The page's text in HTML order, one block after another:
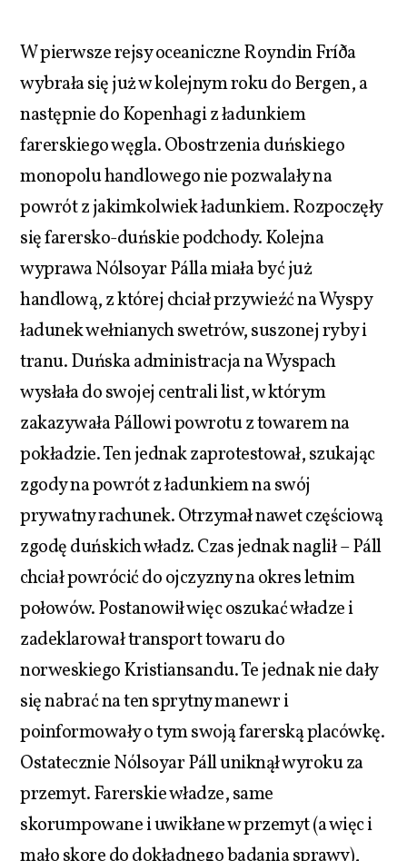
W pierwsze rejsy oceaniczne Royndin Fríða
wybrała się już w kolejnym roku do Bergen, a
następnie do Kopenhagi z ładunkiem
farerskiego węgla. Obostrzenia duńskiego
monopolu handlowego nie pozwalały na
powrót z jakimkolwiek ładunkiem. Rozpoczęły
się farersko-duńskie podchody. Kolejna
wyprawa Nólsoyar Pálla miała być już
handlową, z której chciał przywieźć na Wyspy
ładunek wełnianych swetrów, suszonej ryby i
tranu. Duńska administracja na Wyspach
wysłała do swojej centrali list, w którym
zakazywała Pállowi powrotu z towarem na
pokładzie. Ten jednak zaprotestował, szukając
zgody na powrót z ładunkiem na swój
prywatny rachunek. Otrzymał nawet częściową
zgodę duńskich władz. Czas jednak naglił – Páll
chciał powrócić do ojczyzny na okres letnim
połowów. Postanowił więc oszukać władze i
zadeklarował transport towaru do
norweskiego Kristiansandu. Te jednak nie dały
się nabrać na ten sprytny manewr i
poinformowały o tym swoją farerską placówkę.
Ostatecznie Nólsoyar Páll uniknął wyroku za
przemyt. Farerskie władze, same
skorumpowane i uwikłane w przemyt (a więc i